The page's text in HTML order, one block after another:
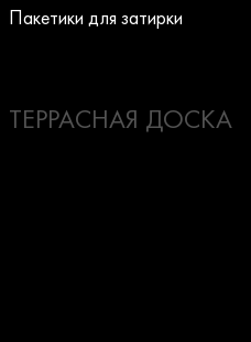
Пакетики для затирки
ТЕРРАСНАЯ ДОСКА